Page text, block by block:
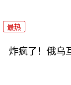
最热
炸疯了！俄乌